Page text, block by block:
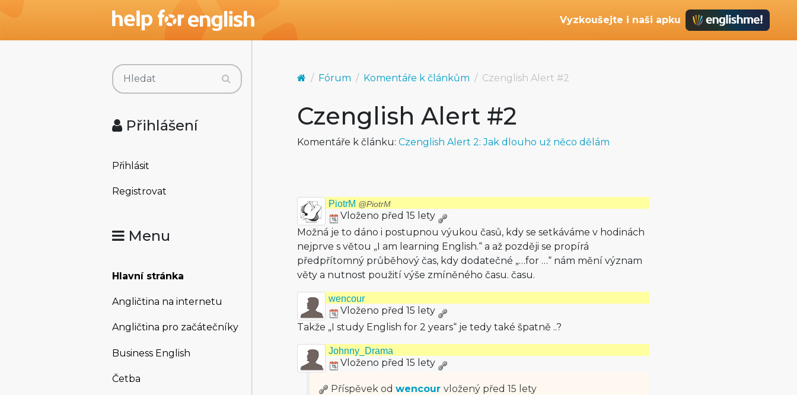
Vyzkoušejte i naši apku
Přihlášení
Přihlásit
Registrovat
Menu
Hlavní stránka
Angličtina na internetu
Angličtina pro začátečníky
Business English
Četba
Fórum Komentáře k článkům Czenglish Alert #2
Czenglish Alert #2
Komentáře k článku: Czenglish Alert 2: Jak dlouho už něco dělám
PiotrM @PiotrM
Vloženo před 15 lety
Možná je to dáno i postupnou výukou časů, kdy se setkáváme v hodinách
nejprve s větou „I am learning English.“ a až později se propírá
předpřítomný průběhový čas, kdy dodatečné „…for …“ nám mění význam
věty a nutnost použití výše zmíněného času. času.
wencour
Vloženo před 15 lety
Takže „I study English for 2 years“ je tedy také špatně ..?
Johnny_Drama
Vloženo před 15 lety
Příspěvek od wencour vložený před 15 lety